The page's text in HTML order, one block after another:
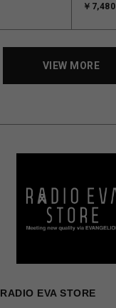
￥7,480
VIEW MORE
RADIO EVA STORE